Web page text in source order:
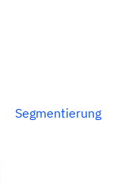
Segmentierung